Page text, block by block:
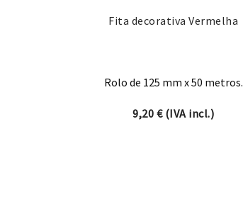
Fita decorativa Vermelha
Rolo de 125 mm x 50 metros.
9,20 €(IVA incl.)